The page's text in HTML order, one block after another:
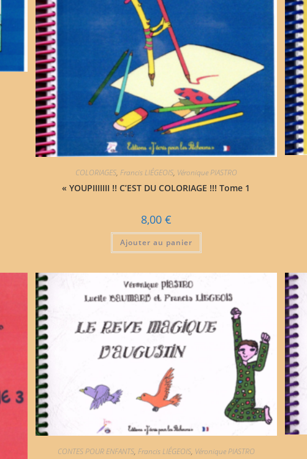
COLORIAGES, Francis LIÉGEOIS, Véronique PIASTRO
« YOUPIIIIIII !! C’EST DU COLORIAGE !!! Tome 1
8,00 €
Ajouter au panier
CONTES POUR ENFANTS, Francis LIÉGEOIS, Véronique PIASTRO